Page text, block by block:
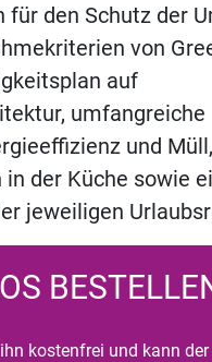
den Schutz der
von
auf
umfangreiche
und
der Küche sowie
jeweiligen
kostenfrei und kann